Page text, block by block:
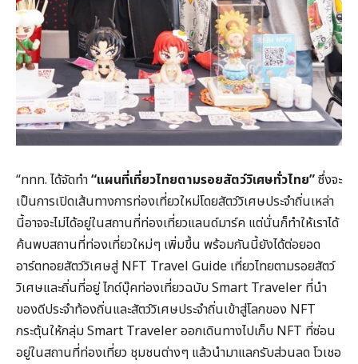
“ททท. ได้จัดทำ“แผนที่เที่ยวไทยตามรอยสัตว์วิเศษทั่วไทย”ซึ่งจะ
เป็นการเปิดเส้นทางการท่องเที่ยวใหม่โดยสัตว์วิเศษประจำถิ่นเหล่า
นี้อาจจะไม่ได้อยู่ในสถานที่ท่องเที่ยวแลนด์มาร์ค แต่นั่นก็ทำให้เราได้
ค้นพบสถานที่ท่องเที่ยวใหม่ๆ เพิ่มขึ้น พร้อมกันนี้ยังได้ต่อยอด
อาร์ตทอยสัตว์วิเศษสู่ NFT Travel Guide เที่ยวไทยตามรอยสัตว์
วิเศษและถิ่นที่อยู่ ไกด์บุ๊คท่องเที่ยวฉบับ Smart Traveler ที่นำ
ของดีประจำท้องถิ่นและสัตว์วิเศษประจำถิ่นเข้าสู่โลกของ NFT
กระตุ้นให้กลุ่ม Smart Traveler ออกเดินทางไปเก็บ NFT ที่ซ่อน
อยู่ในสถานที่ท่องเที่ยว ชุมชนต่างๆ แล้วนำมาแลกรับส่วนลด โวเชอ